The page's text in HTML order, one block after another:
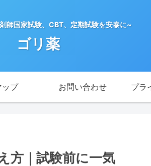
師国家試験、CBT、定期試験を安泰に~
ゴリ薬
ップ お問い合わせ プラ
方｜試験前に一気